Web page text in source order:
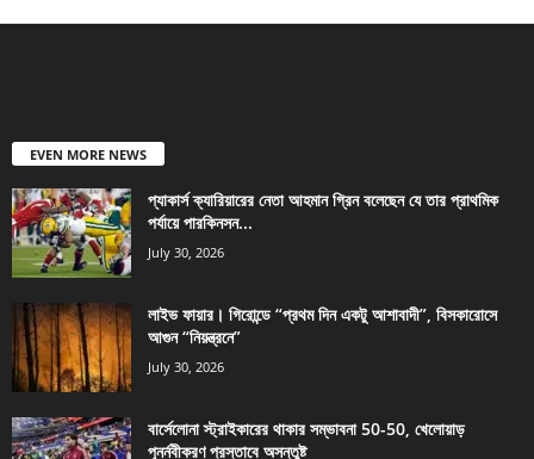
EVEN MORE NEWS
প্যাকার্স ক্যারিয়ারের নেতা আহমান গ্রিন বলেছেন যে তার প্রাথমিক
পর্যায়ে পারকিনসন...
July 30, 2026
লাইভ ফায়ার। গিরোন্ডে “প্রথম দিন একটু আশাবাদী”, বিসকারোসে
আগুন “নিয়ন্ত্রনে”
July 30, 2026
বার্সেলোনা স্ট্রাইকারের থাকার সম্ভাবনা 50-50, খেলোয়াড়
পুনর্নবীকরণ প্রস্তাবে অসন্তুষ্ট